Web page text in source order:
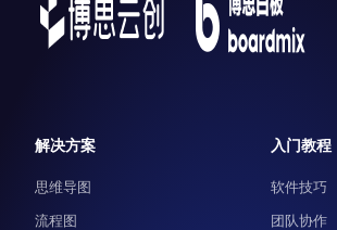
解决方案
思维导图
流程图
入门教程
软件技巧
团队协作